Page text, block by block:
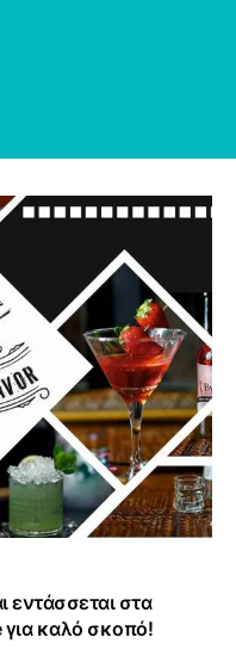
εντάσσεται στα
για καλό σκοπό!